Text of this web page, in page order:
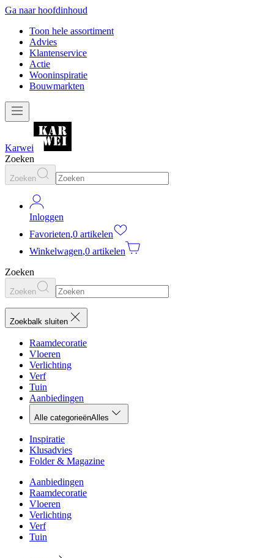
Ga naar hoofdinhoud
Toon hele assortiment
Advies
Klantenservice
Actie
Wooninspiratie
Bouwmarkten
Karwei
Zoeken
Zoeken
Inloggen
Favorieten,0 artikelen
Winkelwagen,0 artikelen
Zoeken
Zoeken
Zoekbalk sluiten
Raamdecoratie
Vloeren
Verlichting
Verf
Tuin
Aanbiedingen
Alle categorieënAlles
Inspiratie
Klusadvies
Folder & Magazine
Aanbiedingen
Raamdecoratie
Vloeren
Verlichting
Verf
Tuin